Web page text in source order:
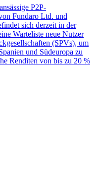
P2P-
Fundaro Ltd. und
sich derzeit in der
Warteliste neue Nutzer
(SPVs), um
und Südeuropa zu
Renditen von bis zu 20 %